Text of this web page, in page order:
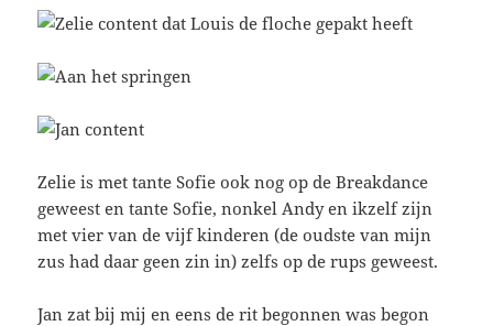
Zelie is met tante Sofie ook nog op de Breakdance
geweest en tante Sofie, nonkel Andy en ikzelf zijn
met vier van de vijf kinderen (de oudste van mijn
zus had daar geen zin in) zelfs op de rups geweest.
Jan zat bij mij en eens de rit begonnen was begon